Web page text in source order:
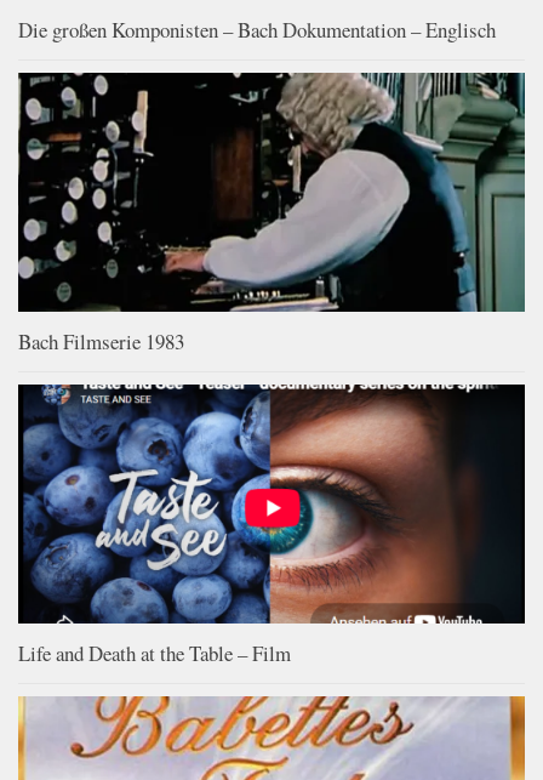
Die großen Komponisten – Bach Dokumentation – Englisch
Bach Filmserie 1983
Life and Death at the Table – Film